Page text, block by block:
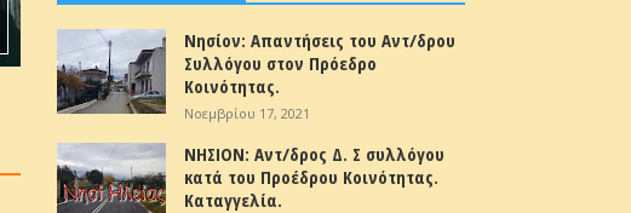
Νησίον: Απαντήσεις του Αντ/δρου
Συλλόγου στον Πρόεδρο
Κοινότητας.
Νοεμβρίου 17, 2021
ΝΗΣΙΟΝ: Αντ/δρος Δ. Σ συλλόγου
κατά του Προέδρου Κοινότητας.
Καταγγελία.